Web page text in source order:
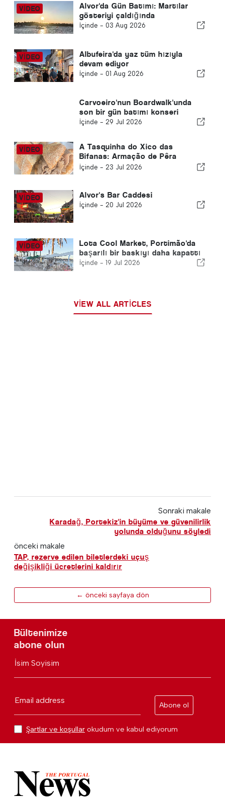
Alvor'da Gün Batımı: Martılar
gösteriyi çaldığında
İçinde - 03 Aug 2026
Albufeira'da yaz tüm hızıyla
devam ediyor
İçinde - 01 Aug 2026
Carvoeiro'nun Boardwalk'unda
son bir gün batımı konseri
İçinde - 29 Jul 2026
A Tasquinha do Xico das
Bifanas: Armação de Pêra
Pazarında Geleneğin Tadı
İçinde - 23 Jul 2026
Alvor's Bar Caddesi
İçinde - 20 Jul 2026
Lota Cool Market, Portimão'da
başarılı bir baskıyı daha kapattı
İçinde - 19 Jul 2026
VIEW ALL ARTICLES
Sonraki makale
Karadağ, Portekiz'in büyüme ve güvenilirlik
yolunda olduğunu söyledi
önceki makale
TAP, rezerve edilen biletlerdeki uçuş
değişikliği ücretlerini kaldırır
← önceki sayfaya dön
Bültenimize
abone olun
İsim Soyisim
Email address
Abone ol
Şartlar ve koşullar okudum ve kabul ediyorum